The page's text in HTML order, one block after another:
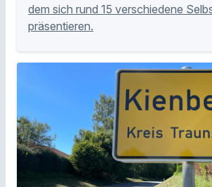
dem sich rund 15 verschiedene
präsentieren.